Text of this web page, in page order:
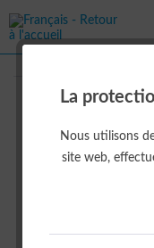
La
Nous utilisons
site web,
PORTE-CLÉS